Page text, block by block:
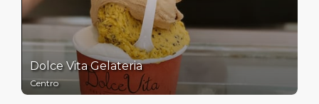
Dolce Vita Gelateria
Centro